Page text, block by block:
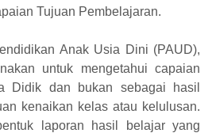
Tujuan Pembelajaran.
Anak Usia Dini (PAUD),
untuk mengetahui capaian
Didik dan bukan sebagai hasil
kenaikan kelas atau kelulusan.
laporan hasil belajar yang